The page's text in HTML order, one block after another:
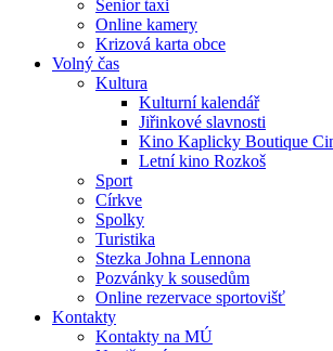
Senior taxi
Online kamery
Krizová karta obce
Volný čas
Kultura
Kulturní kalendář
Jiřinkové slavnosti
Kino Kaplicky Boutique
Letní kino Rozkoš
Sport
Církve
Spolky
Turistika
Stezka Johna Lennona
Pozvánky k sousedům
Online rezervace sportovišť
Kontakty
Kontakty na MÚ